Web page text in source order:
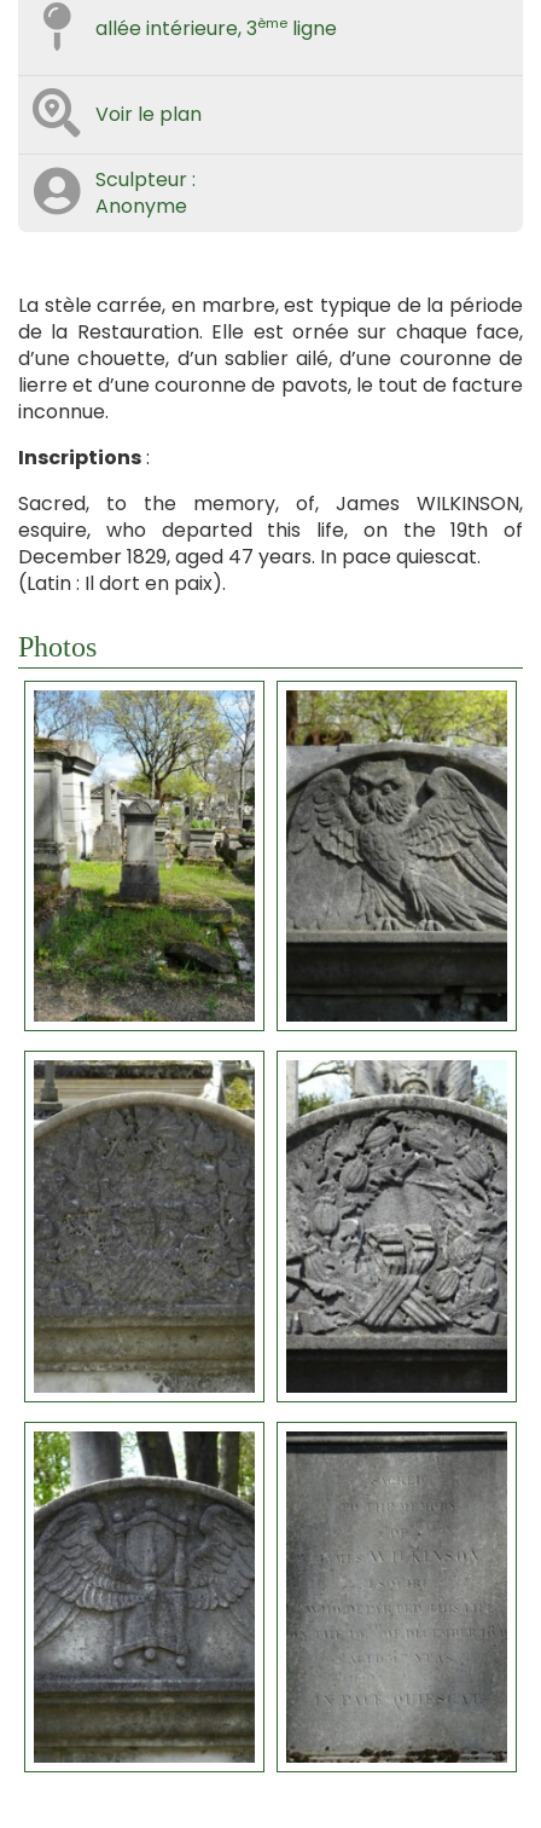
allée intérieure, 3ème ligne
Voir le plan
Sculpteur :
Anonyme
La stèle carrée, en marbre, est typique de la période
de la Restauration. Elle est ornée sur chaque face,
d’une chouette, d’un sablier ailé, d’une couronne de
lierre et d’une couronne de pavots, le tout de facture
inconnue.
Inscriptions:
Sacred, to the memory, of, James WILKINSON,
esquire, who departed this life, on the 19th of
December 1829, aged 47 years. In pace quiescat.
(Latin : Il dort en paix).
Photos